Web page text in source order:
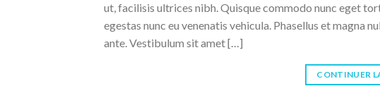
ut, facilisis ultrices nibh. Quisque commodo nunc eget
egestas nunc eu venenatis vehicula. Phasellus et magna
ante. Vestibulum sit amet […]
CONTINUER